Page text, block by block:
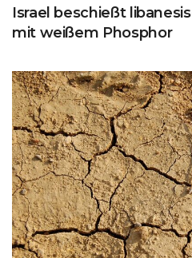
Israel beschießt
mit weißem Phosphor